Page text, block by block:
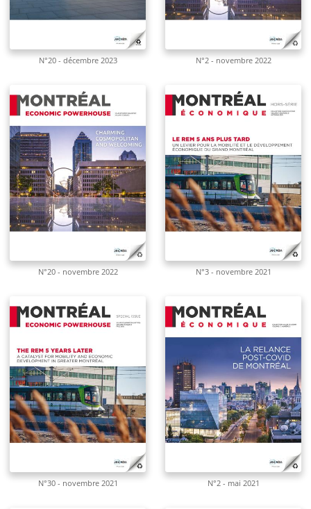
N°20 - décembre 2023 N°2 - novembre 2022
N°20 - novembre 2022 N°3 - novembre 2021
N°30 - novembre 2021 N°2 - mai 2021